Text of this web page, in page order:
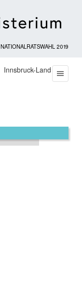
NATIONALRATSWAHL 2019
Innsbruck-Land